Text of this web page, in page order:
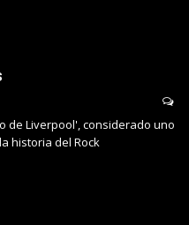
de Liverpool', considerado uno
historia del Rock